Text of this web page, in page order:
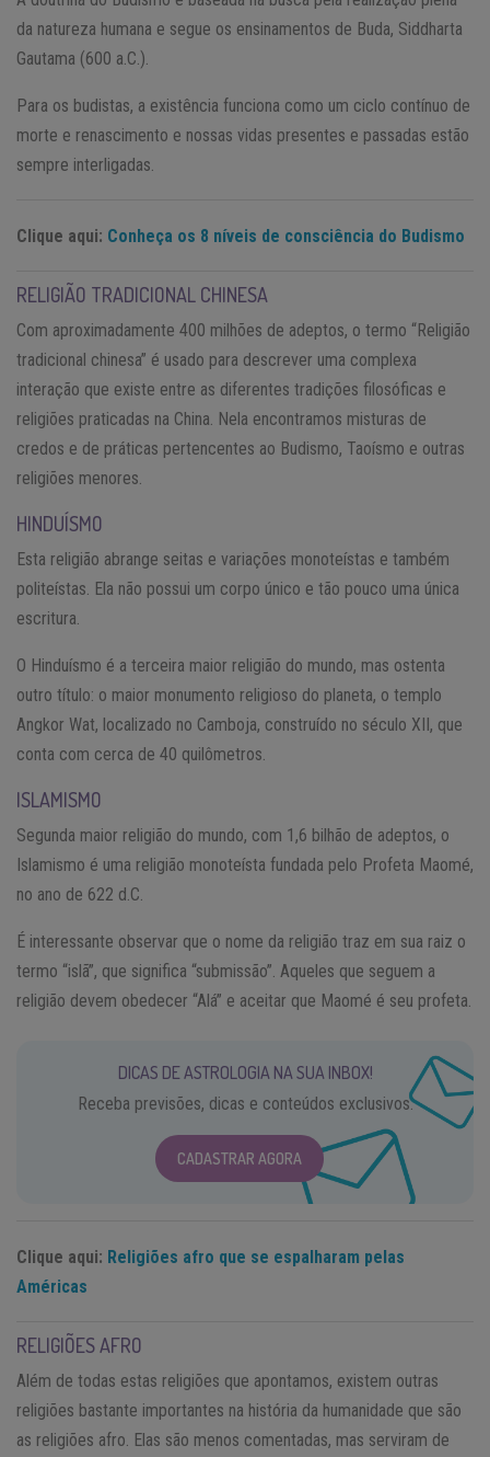
da natureza humana e segue os ensinamentos de Buda, Siddharta
Gautama (600 a.C.).
Para os budistas, a existência funciona como um ciclo contínuo de
morte e renascimento e nossas vidas presentes e passadas estão
sempre interligadas.
Clique aqui: Conheça os 8 níveis de consciência do Budismo
RELIGIÃO TRADICIONAL CHINESA
Com aproximadamente 400 milhões de adeptos, o termo “Religião
tradicional chinesa” é usado para descrever uma complexa
interação que existe entre as diferentes tradições filosóficas e
religiões praticadas na China. Nela encontramos misturas de
credos e de práticas pertencentes ao Budismo, Taoísmo e outras
religiões menores.
HINDUÍSMO
Esta religião abrange seitas e variações monoteístas e também
politeístas. Ela não possui um corpo único e tão pouco uma única
escritura.
O Hinduísmo é a terceira maior religião do mundo, mas ostenta
outro título: o maior monumento religioso do planeta, o templo
Angkor Wat, localizado no Camboja, construído no século XII, que
conta com cerca de 40 quilômetros.
ISLAMISMO
Segunda maior religião do mundo, com 1,6 bilhão de adeptos, o
Islamismo é uma religião monoteísta fundada pelo Profeta Maomé,
no ano de 622 d.C.
É interessante observar que o nome da religião traz em sua raiz o
termo “islã”, que significa “submissão”. Aqueles que seguem a
religião devem obedecer “Alá” e aceitar que Maomé é seu profeta.
DICAS DE ASTROLOGIA NA SUA INBOX!
Receba previsões, dicas e conteúdos exclusivos.
CADASTRAR AGORA
Clique aqui: Religiões afro que se espalharam pelas
Américas
RELIGIÕES AFRO
Além de todas estas religiões que apontamos, existem outras
religiões bastante importantes na história da humanidade que são
as religiões afro. Elas são menos comentadas, mas serviram de